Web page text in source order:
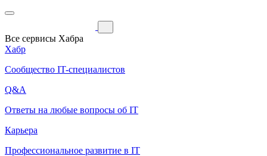
Все сервисы Хабра
Хабр
Сообщество IT-специалистов
Q&A
Ответы на любые вопросы об IT
Карьера
Профессиональное развитие в IT